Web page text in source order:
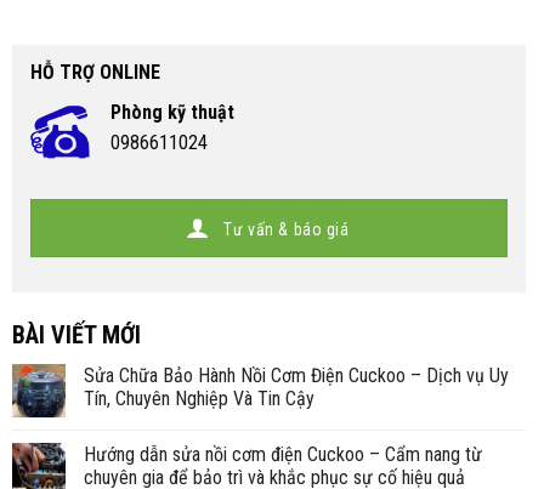
HỖ TRỢ ONLINE
Phòng kỹ thuật
0986611024
Tư vấn & báo giá
BÀI VIẾT MỚI
Sửa Chữa Bảo Hành Nồi Cơm Điện Cuckoo – Dịch vụ Uy
Tín, Chuyên Nghiệp Và Tin Cậy
Hướng dẫn sửa nồi cơm điện Cuckoo – Cẩm nang từ
chuyên gia để bảo trì và khắc phục sự cố hiệu quả